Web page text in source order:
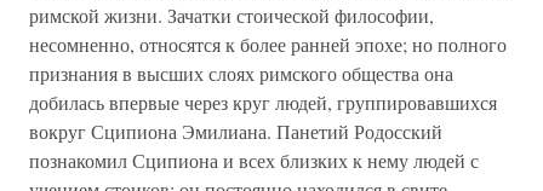
римской жизни. Зачатки стоической философии,
несомненно, относятся к более ранней эпохе; но полного
признания в высших слоях римского общества она
добилась впервые через круг людей, группировавшихся
вокруг Сципиона Эмилиана. Панетий Родосский
познакомил Сципиона и всех близких к нему людей с